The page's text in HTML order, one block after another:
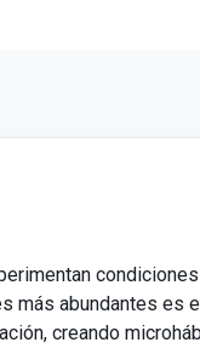
más abundantes
creando